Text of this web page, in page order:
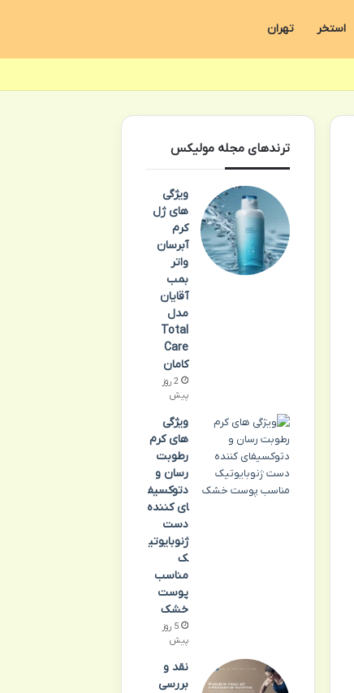
استخر تهران
ترندهای مجله مولیکس
ویژگی
های ژل
کرم
آبرسان
واتر
بمب
آقایان
مدل
Total
Care
کامان
2 روز
پیش
ویژگی
های کرم
رطوبت
رسان و
دتوکسیف
ای کننده
دست
ژنوبایوتی
ک
مناسب
پوست
خشک
5 روز
پیش
نقد و
بررسی